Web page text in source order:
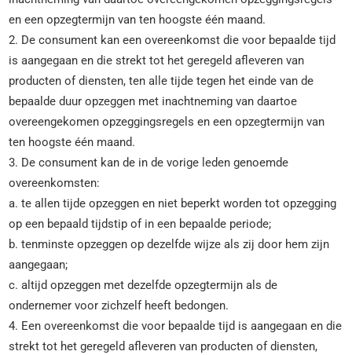
en een opzegtermijn van ten hoogste één maand.
2. De consument kan een overeenkomst die voor bepaalde tijd
is aangegaan en die strekt tot het geregeld afleveren van
producten of diensten, ten alle tijde tegen het einde van de
bepaalde duur opzeggen met inachtneming van daartoe
overeengekomen opzeggingsregels en een opzegtermijn van
ten hoogste één maand.
3. De consument kan de in de vorige leden genoemde
overeenkomsten:
a. te allen tijde opzeggen en niet beperkt worden tot opzegging
op een bepaald tijdstip of in een bepaalde periode;
b. tenminste opzeggen op dezelfde wijze als zij door hem zijn
aangegaan;
c. altijd opzeggen met dezelfde opzegtermijn als de
ondernemer voor zichzelf heeft bedongen.
4. Een overeenkomst die voor bepaalde tijd is aangegaan en die
strekt tot het geregeld afleveren van producten of diensten,